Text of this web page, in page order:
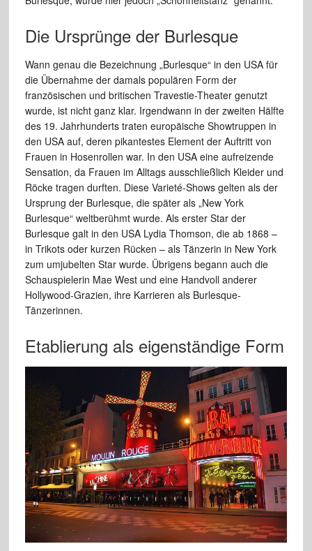
Die Ursprünge der Burlesque
Wann genau die Bezeichnung „Burlesque“ in den USA für
die Übernahme der damals populären Form der
französischen und britischen Travestie-Theater genutzt
wurde, ist nicht ganz klar. Irgendwann in der zweiten Hälfte
des 19. Jahrhunderts traten europäische Showtruppen in
den USA auf, deren pikantestes Element der Auftritt von
Frauen in Hosenrollen war. In den USA eine aufreizende
Sensation, da Frauen im Alltags ausschließlich Kleider und
Röcke tragen durften. Diese Varieté-Shows gelten als der
Ursprung der Burlesque, die später als „New York
Burlesque“ weltberühmt wurde. Als erster Star der
Burlesque galt in den USA Lydia Thomson, die ab 1868 –
in Trikots oder kurzen Rücken – als Tänzerin in New York
zum umjubelten Star wurde. Übrigens begann auch die
Schauspielerin Mae West und eine Handvoll anderer
Hollywood-Grazien, ihre Karrieren als Burlesque-
Tänzerinnen.
Etablierung als eigenständige Form